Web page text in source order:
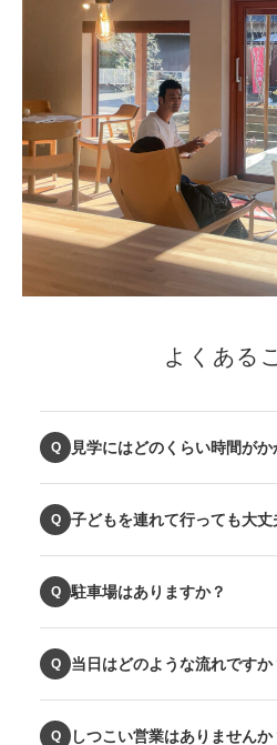
よくある
Q 見学にはどのくらい時間がか
Q 子どもを連れて行っても大丈
Q 駐車場はありますか？
Q 当日はどのような流れですか
Q しつこい営業はありませんか